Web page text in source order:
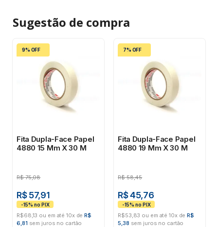
Sugestão de compra
9% OFF
Fita Dupla-Face Papel
4880 15 Mm X 30 M
R$ 75,08
R$ 57,91
R$68,13 ou em até 10x deR$
6,81 sem juros no cartão
7% OFF
Fita Dupla-Face Papel
4880 19 Mm X 30 M
R$ 58,45
R$ 45,76
R$53,83 ou em até 10x deR$
5,38 sem juros no cartão